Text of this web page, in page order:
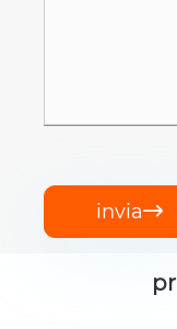
invia